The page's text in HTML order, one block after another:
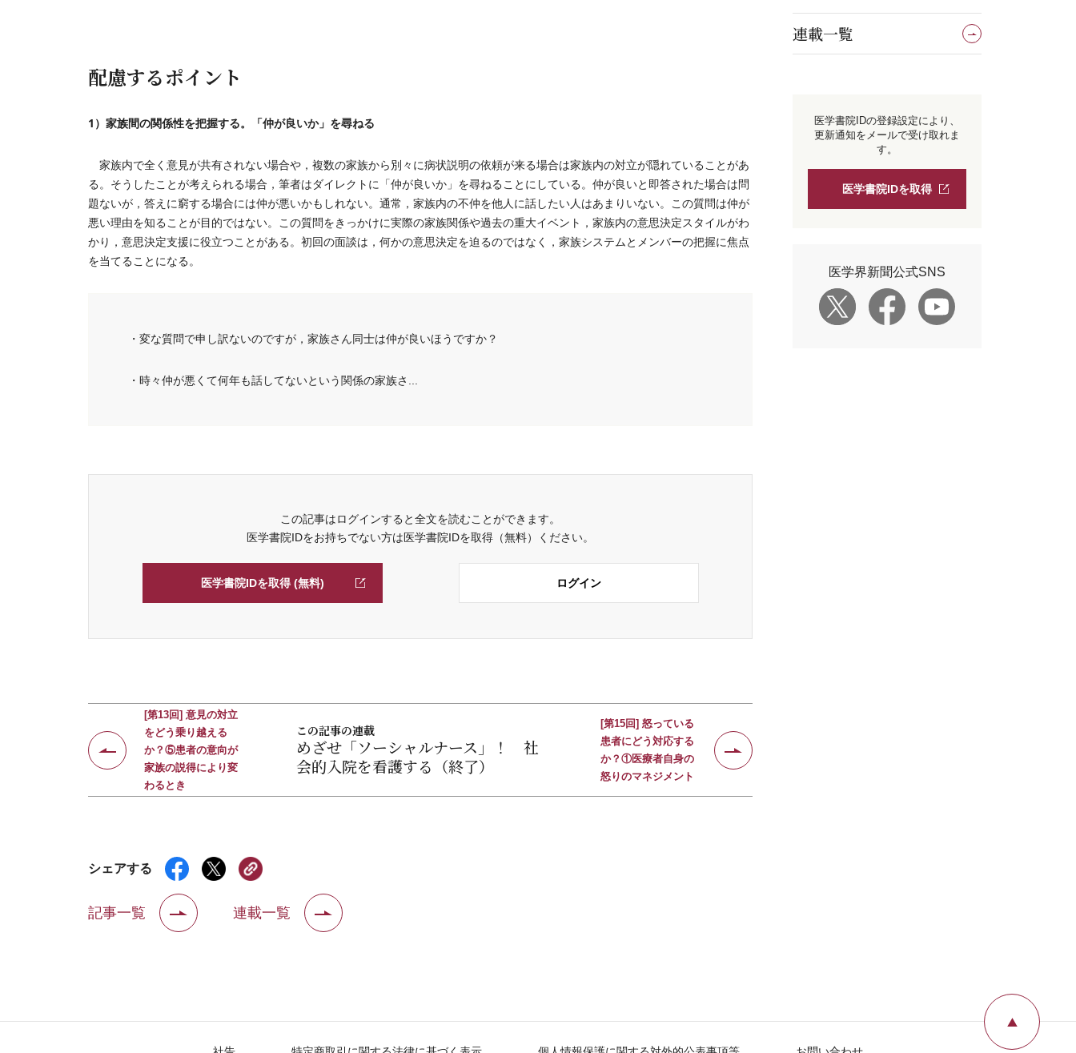
配慮するポイント
1）家族間の関係性を把握する。「仲が良いか」を尋ねる
家族内で全く意見が共有されない場合や，複数の家族から別々に病状説明の依頼が来る場合は家族内の対立が隠れていることがあ
る。そうしたことが考えられる場合，筆者はダイレクトに「仲が良いか」を尋ねることにしている。仲が良いと即答された場合は問
題ないが，答えに窮する場合には仲が悪いかもしれない。通常，家族内の不仲を他人に話したい人はあまりいない。この質問は仲が
悪い理由を知ることが目的ではない。この質問をきっかけに実際の家族関係や過去の重大イベント，家族内の意思決定スタイルがわ
かり，意思決定支援に役立つことがある。初回の面談は，何かの意思決定を迫るのではなく，家族システムとメンバーの把握に焦点
を当てることになる。
・変な質問で申し訳ないのですが，家族さん同士は仲が良いほうですか？
・時々仲が悪くて何年も話してないという関係の家族さ...
この記事はログインすると全文を読むことができます。
医学書院IDをお持ちでない方は医学書院IDを取得（無料）ください。
医学書院IDを取得 (無料) ログイン
この記事の連載
めざせ「ソーシャルナース」！ 社
会的入院を看護する（終了）
[第13回] 意見の対立
をどう乗り越える
か？⑤患者の意向が
家族の説得により変
わるとき
[第15回] 怒っている
患者にどう対応する
か？①医療者自身の
怒りのマネジメント
シェアする
記事一覧 連載一覧
連載一覧
医学書院IDの登録設定により、
更新通知をメールで受け取れま
す。
医学書院IDを取得
医学界新聞公式SNS